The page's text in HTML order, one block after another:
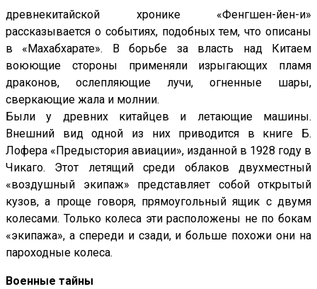
древнекитайской хронике «Фенгшен-йен-и»
рассказывается о событиях, подобных тем, что описаны
в «Махабхарате». В борьбе за власть над Китаем
воюющие стороны применяли изрыгающих пламя
драконов, ослепляющие лучи, огненные шары,
сверкающие жала и молнии.
Были у древних китайцев и летающие машины.
Внешний вид одной из них приводится в книге Б.
Лофера «Предыстория авиации», изданной в 1928 году в
Чикаго. Этот летящий среди облаков двухместный
«воздушный экипаж» представляет собой открытый
кузов, а проще говоря, прямоугольный ящик с двумя
колесами. Только колеса эти расположены не по бокам
«экипажа», а спереди и сзади, и больше похожи они на
пароходные колеса.
Военные тайны